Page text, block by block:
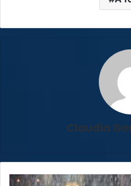
Claudia
Lluvias